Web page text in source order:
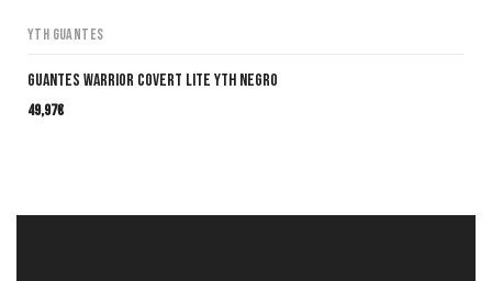
YTH Guantes
Guantes Warrior Covert LITE YTH NEGRO
49,97€